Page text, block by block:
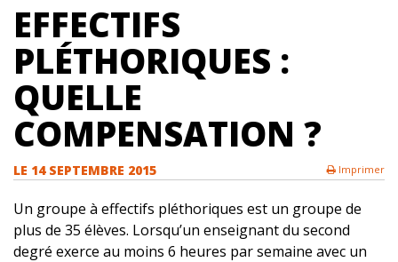
EFFECTIFS
PLÉTHORIQUES :
QUELLE
COMPENSATION ?
LE 14 SEPTEMBRE 2015 Imprimer
Un groupe à effectifs pléthoriques est un groupe de
plus de 35 élèves. Lorsqu’un enseignant du second
degré exerce au moins 6 heures par semaine avec un